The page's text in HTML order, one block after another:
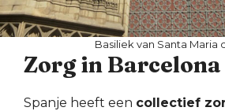
Basiliek van Santa Maria
Zorg in Barcelona
Spanje heeft een collectief